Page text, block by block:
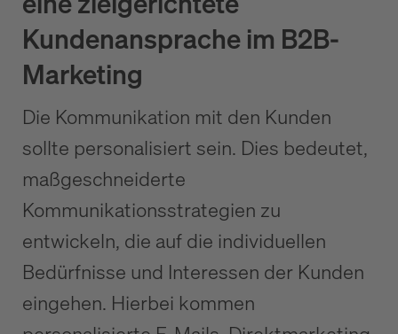
Kundenansprache im B2B-
Marketing
Die Kommunikation mit den Kunden
sollte personalisiert sein. Dies bedeutet,
maßgeschneiderte
Kommunikationsstrategien zu
entwickeln, die auf die individuellen
Bedürfnisse und Interessen der Kunden
eingehen. Hierbei kommen